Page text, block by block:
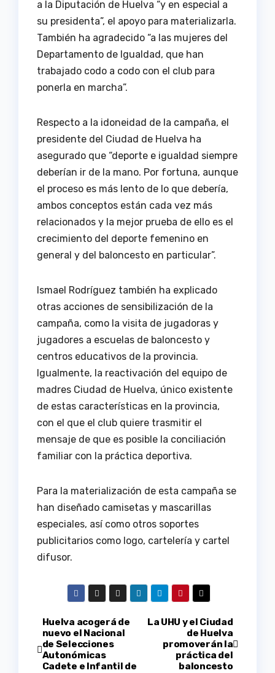
a la Diputación de Huelva “y en especial a
su presidenta”, el apoyo para materializarla.
También ha agradecido “a las mujeres del
Departamento de Igualdad, que han
trabajado codo a codo con el club para
ponerla en marcha”.
Respecto a la idoneidad de la campaña, el
presidente del Ciudad de Huelva ha
asegurado que “deporte e igualdad siempre
deberían ir de la mano. Por fortuna, aunque
el proceso es más lento de lo que debería,
ambos conceptos están cada vez más
relacionados y la mejor prueba de ello es el
crecimiento del deporte femenino en
general y del baloncesto en particular”.
Ismael Rodríguez también ha explicado
otras acciones de sensibilización de la
campaña, como la visita de jugadoras y
jugadores a escuelas de baloncesto y
centros educativos de la provincia.
Igualmente, la reactivación del equipo de
madres Ciudad de Huelva, único existente
de estas características en la provincia,
con el que el club quiere trasmitir el
mensaje de que es posible la conciliación
familiar con la práctica deportiva.
Para la materialización de esta campaña se
han diseñado camisetas y mascarillas
especiales, así como otros soportes
publicitarios como logo, cartelería y cartel
difusor.
Navegación
de
La UHU y el Ciudad
de Huelva
promoverán la
práctica del
baloncesto
Huelva acogerá de
nuevo el Nacional
de Selecciones
Autonómicas
Cadete e Infantil de